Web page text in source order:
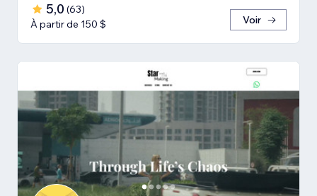
5,0 (63)
À partir de 150 $
Voir